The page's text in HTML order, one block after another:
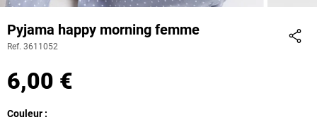
Pyjama happy morning femme
Ref. 3611052
6,00 €
Couleur